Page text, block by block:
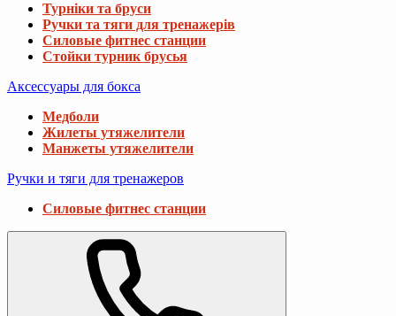
Турніки та бруси
Ручки та тяги для тренажерів
Силовые фитнес станции
Стойки турник брусья
Аксессуары для бокса
Медболи
Жилеты утяжелители
Манжеты утяжелители
Ручки и тяги для тренажеров
Силовые фитнес станции